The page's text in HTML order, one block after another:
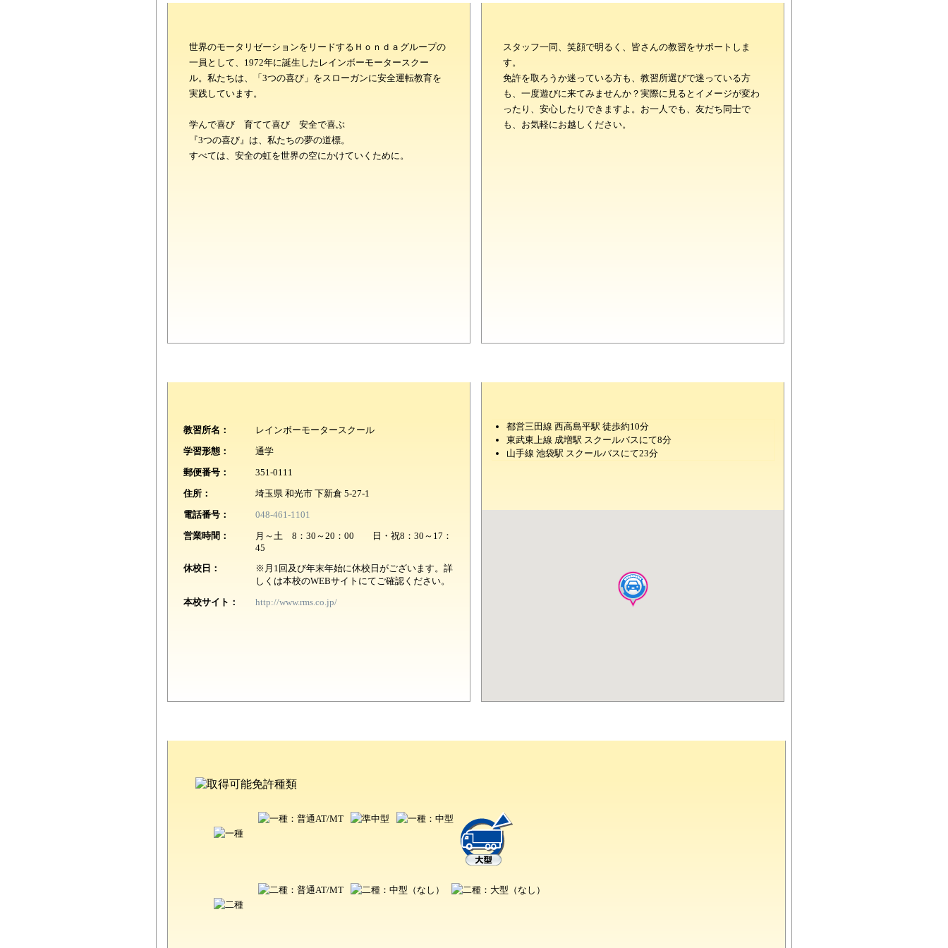
世界のモータリゼーションをリードするＨｏｎｄａグループの
一員として、1972年に誕生したレインボーモータースクー
ル。私たちは、「3つの喜び」をスローガンに安全運転教育を
実践しています。
学んで喜び 育てて喜び 安全で喜ぶ
『3つの喜び』は、私たちの夢の道標。
すべては、安全の虹を世界の空にかけていくために。
スタッフ一同、笑顔で明るく、皆さんの教習をサポートしま
す。
免許を取ろうか迷っている方も、教習所選びで迷っている方
も、一度遊びに来てみませんか？実際に見るとイメージが変わ
ったり、安心したりできますよ。お一人でも、友だち同士で
も、お気軽にお越しください。
教習所名：
レインボーモータースクール
学習形態：
通学
郵便番号：
351-0111
住所：
埼玉県 和光市 下新倉 5-27-1
電話番号：
048-461-1101
営業時間：
月～土 8：30～20：00 日・祝8：30～17：
45
休校日：
※月1回及び年末年始に休校日がございます。詳
しくは本校のWEBサイトにてご確認ください。
本校サイト：
http://www.rms.co.jp/
都営三田線 西高島平駅 徒歩約10分
東武東上線 成増駅 スクールバスにて8分
山手線 池袋駅 スクールバスにて23分